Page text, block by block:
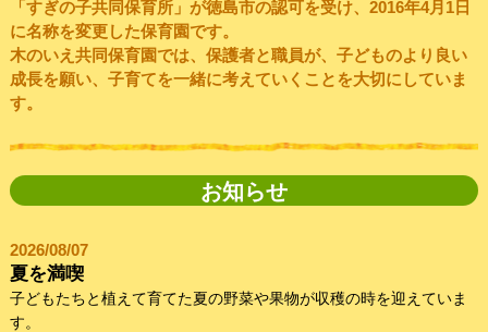
「すぎの子共同保育所」が徳島市の認可を受け、2016年4月1日
に名称を変更した保育園です。
木のいえ共同保育園では、保護者と職員が、子どものより良い
成長を願い、子育てを一緒に考えていくことを大切にしていま
す。
お知らせ
2026/08/07
夏を満喫
子どもたちと植えて育てた夏の野菜や果物が収穫の時を迎えていま
す。